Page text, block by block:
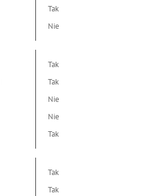
Tak
Nie
Tak
Tak
Nie
Nie
Tak
Tak
Tak